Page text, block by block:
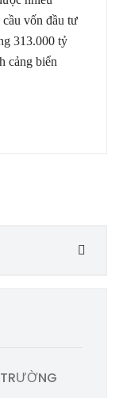
vốn đầu tư
313.000 tỷ
cảng biển